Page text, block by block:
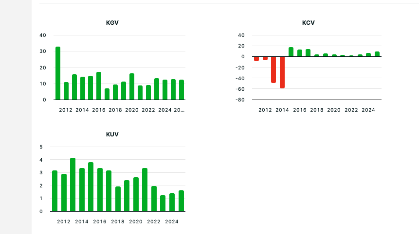
KGV
2012 2014 2016 2018 2020 2022 2024 20…
0
10
20
30
40
KCV
2012 2014 2016 2018 2020 2022 2024
-80
-60
-40
-20
0
20
40
KUV
2012 2014 2016 2018 2020 2022 2024
0
1
2
3
4
5